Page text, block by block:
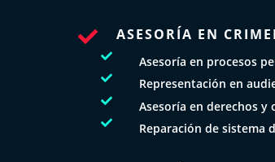
 ASESORÍA EN
 Asesoría en procesos
 Representación en
 Asesoría en derechos y
 Reparación de sistema